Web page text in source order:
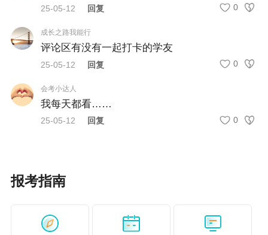
中级经济师考试报名流程相对简单，考生需按照
以下步骤操作：
2. 上传相关学历证明及工作年限证明；
3. 确认报名信息无误后提交；
常见问题
中级经济师的报名条件基本全国统一，但各地可
25-05-12 回复 0
成长之路我能行
评论区有没有一起打卡的学友
25-05-12 回复 0
会考小达人
我每天都看……
25-05-12 回复 0
报考指南